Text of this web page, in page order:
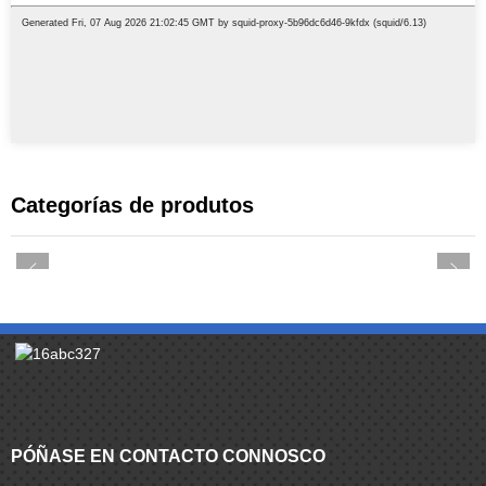
Categorías de produtos
PÓÑASE EN CONTACTO CONNOSCO